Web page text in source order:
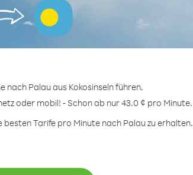
nach Palau aus Kokosinseln führen.
oder mobil! - Schon ab nur 43.0 ¢ pro Minute.
Tarife pro Minute nach Palau zu erhalten.